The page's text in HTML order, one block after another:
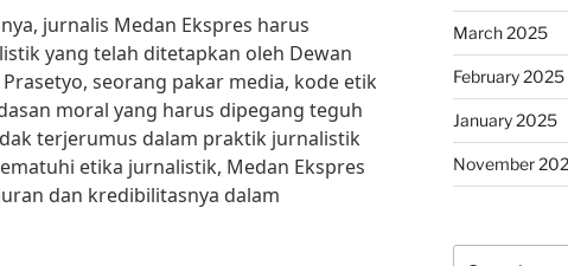
jurnalis Medan Ekspres harus
yang telah ditetapkan oleh Dewan
seorang pakar media, kode etik
moral yang harus dipegang teguh
terjerumus dalam praktik jurnalistik
etika jurnalistik, Medan Ekspres
dan kredibilitasnya dalam
March 2025
February 2025
January 2025
November